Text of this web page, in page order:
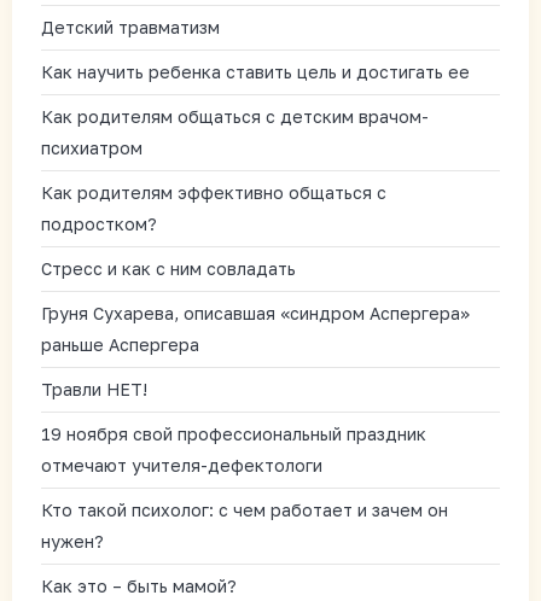
Детский травматизм
Как научить ребенка ставить цель и достигать ее
Как родителям общаться с детским врачом-
психиатром
Как родителям эффективно общаться с
подростком?
Стресс и как с ним совладать
Груня Сухарева, описавшая «синдром Аспергера»
раньше Аспергера
Травли НЕТ!
19 ноября свой профессиональный праздник
отмечают учителя-дефектологи
Кто такой психолог: с чем работает и зачем он
нужен?
Как это – быть мамой?